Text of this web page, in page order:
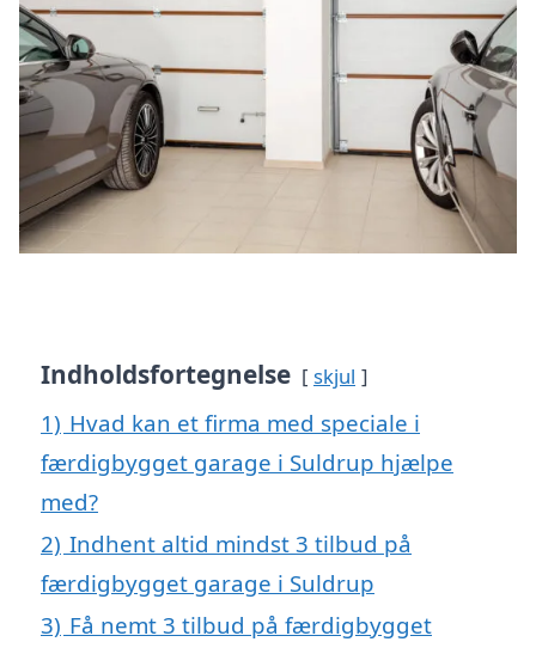
Indholdsfortegnelse skjul
1) Hvad kan et firma med speciale i
færdigbygget garage i Suldrup hjælpe
med?
2) Indhent altid mindst 3 tilbud på
færdigbygget garage i Suldrup
3) Få nemt 3 tilbud på færdigbygget